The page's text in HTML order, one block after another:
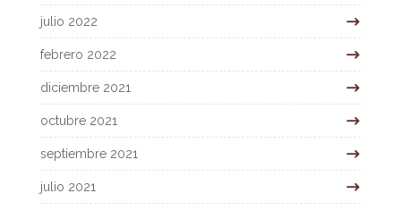
julio 2022
febrero 2022
diciembre 2021
octubre 2021
septiembre 2021
julio 2021